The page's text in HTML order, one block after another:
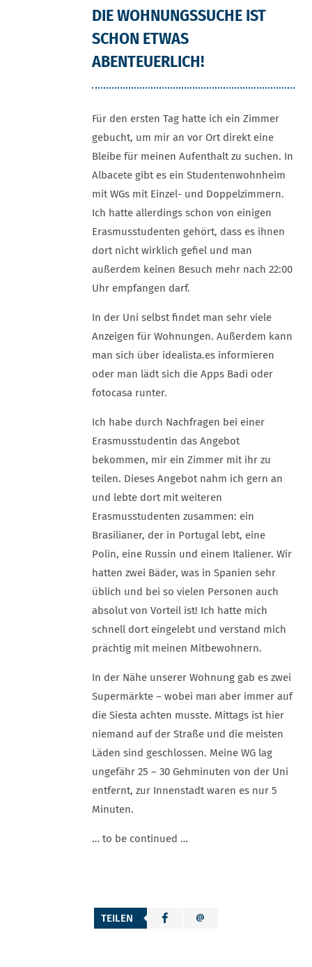
DIE WOHNUNGSSUCHE IST
SCHON ETWAS
ABENTEUERLICH!
Für den ersten Tag hatte ich ein Zimmer
gebucht, um mir an vor Ort direkt eine
Bleibe für meinen Aufenthalt zu suchen. In
Albacete gibt es ein Studentenwohnheim
mit WGs mit Einzel- und Doppelzimmern.
Ich hatte allerdings schon von einigen
Erasmusstudenten gehört, dass es ihnen
dort nicht wirklich gefiel und man
außerdem keinen Besuch mehr nach 22:00
Uhr empfangen darf.
In der Uni selbst findet man sehr viele
Anzeigen für Wohnungen. Außerdem kann
man sich über idealista.es informieren
oder man lädt sich die Apps Badi oder
fotocasa runter.
Ich habe durch Nachfragen bei einer
Erasmusstudentin das Angebot
bekommen, mir ein Zimmer mit ihr zu
teilen. Dieses Angebot nahm ich gern an
und lebte dort mit weiteren
Erasmusstudenten zusammen: ein
Brasilianer, der in Portugal lebt, eine
Polin, eine Russin und einem Italiener. Wir
hatten zwei Bäder, was in Spanien sehr
üblich und bei so vielen Personen auch
absolut von Vorteil ist! Ich hatte mich
schnell dort eingelebt und verstand mich
prächtig mit meinen Mitbewohnern.
In der Nähe unserer Wohnung gab es zwei
Supermärkte – wobei man aber immer auf
die Siesta achten musste. Mittags ist hier
niemand auf der Straße und die meisten
Läden sind geschlossen. Meine WG lag
ungefähr 25 – 30 Gehminuten von der Uni
entfernt, zur Innenstadt waren es nur 5
Minuten.
… to be continued …
TEILEN